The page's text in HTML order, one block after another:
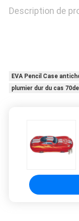
PRIVACY
Description de
EVA Pencil Case
plumier dur du cas